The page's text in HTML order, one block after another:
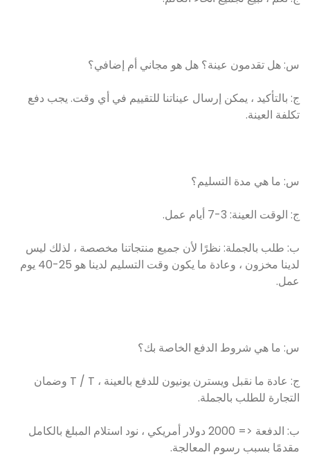
س: هل تقدمون عينة؟ هل هو مجاني أم إضافي؟
ج: بالتأكيد ، يمكن إرسال عيناتنا للتقييم في أي وقت. يجب دفع
تكلفة العينة.
س: ما هي مدة التسليم؟
ج: الوقت العينة: 3-7 أيام عمل.
ب: طلب بالجملة: نظرًا لأن جميع منتجاتنا مخصصة ، لذلك ليس
لدينا مخزون ، وعادة ما يكون وقت التسليم لدينا هو 25-40 يوم
عمل.
س: ما هي شروط الدفع الخاصة بك؟
ج: عادة ما نقبل ويسترن يونيون للدفع بالعينة ، T / T وضمان
التجارة للطلب بالجملة.
ب: الدفعة <= 2000 دولار أمريكي ، نود استلام المبلغ بالكامل
مقدمًا بسبب رسوم المعالجة.